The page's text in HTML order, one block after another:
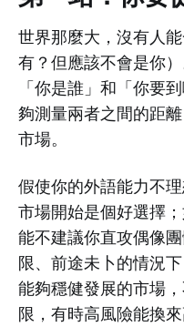
世界那麼大，沒有人
有？但應該不會是你
「你是誰」和「你要
夠測量兩者之間的距
市場。
假使你的外語能力不
市場開始是個好選擇
能不建議你直攻偶像
限、前途未卜的情況
能夠穩健發展的市場
限，有時高風險能換來